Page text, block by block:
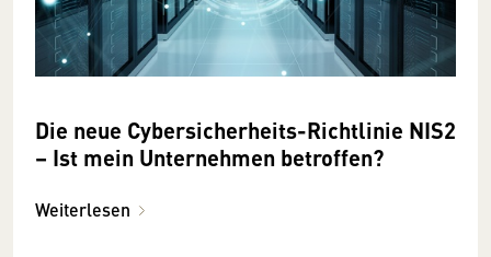
Die neue Cybersicherheits-Richtlinie NIS2
– Ist mein Unternehmen betroffen?
Weiterlesen